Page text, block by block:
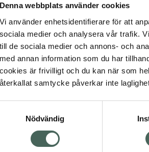
Denna webbplats använder cookies
Vi använder enhetsidentifierare för att
sociala medier och analysera vår trafik.
till de sociala medier och annons- och
med annan information som du har
cookies är frivilligt och du kan när som
återkallat samtycke påverkar inte
Nödvändig
bipacksedeln innan användning.
FASS